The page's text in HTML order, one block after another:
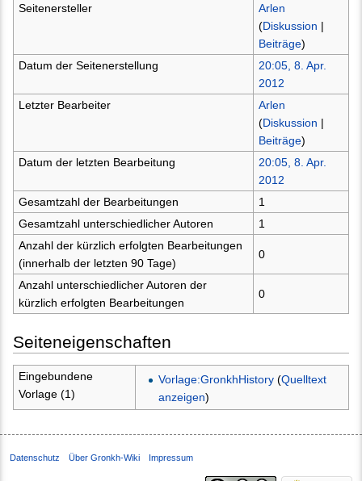
Seitenersteller
Arlen
(Diskussion |
Beiträge)
Datum der Seitenerstellung
20:05, 8. Apr.
2012
Letzter Bearbeiter
Arlen
(Diskussion |
Beiträge)
Datum der letzten Bearbeitung
20:05, 8. Apr.
2012
Gesamtzahl der Bearbeitungen
1
Gesamtzahl unterschiedlicher Autoren
1
Anzahl der kürzlich erfolgten Bearbeitungen
(innerhalb der letzten 90 Tage)
0
Anzahl unterschiedlicher Autoren der
kürzlich erfolgten Bearbeitungen
0
Seiteneigenschaften
Eingebundene
Vorlage (1)
Vorlage:GronkhHistory(Quelltext
anzeigen)
Datenschutz Über Gronkh-Wiki Impressum